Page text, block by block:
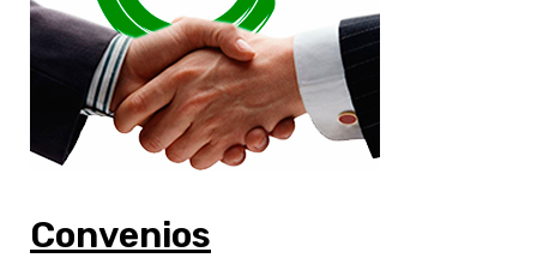
Convenios